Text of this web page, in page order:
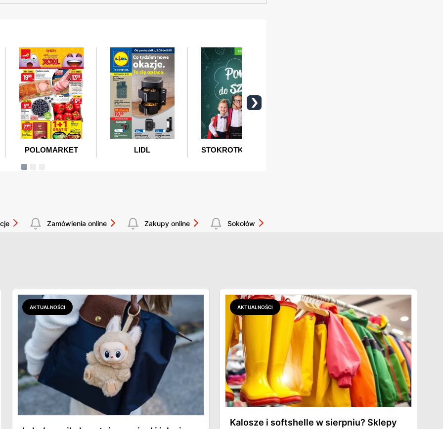
Zamówienia online Zakupy online Sokołów
AKTUALNOŚCI AKTUALNOŚCI
Kalosze i softshelle w sierpniu? Sklepy